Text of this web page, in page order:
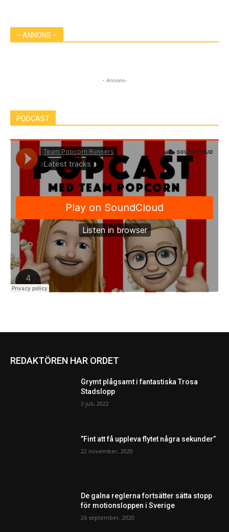
– ANNONS –
- Annons-
PODCAST
REDAKTÖREN HAR ORDET
Grymt plågsamt i fantastiska Trosa
Stadslopp
3 juli, 2022
”Fint att få uppleva flytet några sekunder”
22 november, 2020
De galna reglerna fortsätter sätta stopp
för motionsloppen i Sverige
26 september, 2020